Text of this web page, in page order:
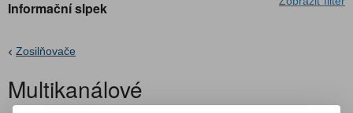
Informační slpek
Zosilňovače
Multikanálové